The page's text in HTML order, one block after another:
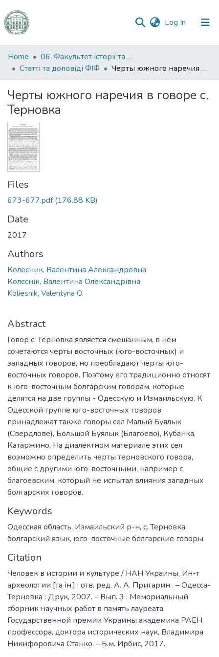
Log In (current)
Communities
&
All of DSpace
Statistics
Home
06. Факультет історії та філософії
Статті та доповіді ФІФ
Черты южного наречия в говоре с. Терновка
Черты южного наречия в говоре с.
Терновка
Files
673-677.pdf(176.88 KB)
Date
2017
Authors
Колесник, Валентина Александровна
Колєснік, Валентина Олександрівна
Koliesnik, Valentyna O.
Abstract
Говор с. Терновка является смешанным, в нем
сочетаются черты восточных (юго-восточных) и
западных говоров, но преобладают черты юго-
восточных говоров. Поэтому его традиционно относят
к юго-восточным болгарским говорам, которые
делятся на две группы - Одесскую и Измаильскую. К
Одесской группе юго-восточных говоров
принадлежат также говоры сел Малый Буялык
(Свердлове), Большой Буялык (Благоево), Кубанка,
Катаржино. На диалектном материале этих сел
возможно определить черты терновского говора,
общие с другими юго-восточными, например с
благоевским, который не испытал влияния западных
болгарских говоров.
Keywords
Одесская область, Измаильский р-н, с. Терновка,
болгарский язык, юго-восточные болгарские говоры
Citation
Человек в истории и культуре / НАН Украины, Ин-т
археологии [та ін.] ; отв. ред. А. А. Пригарин . – Одесса-
Терновка : Друк, 2007. – Вып. 3 : Мемориальный
сборник научных работ в память лауреата
Государственной премии Украины академика РАЕН,
профессора, доктора исторических наук, Владимира
Никифоровича Станко. – Б.м. Ирбис, 2017.